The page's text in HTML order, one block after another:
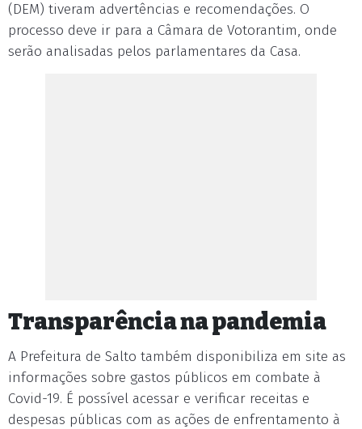
(DEM) tiveram advertências e recomendações. O
processo deve ir para a Câmara de Votorantim, onde
serão analisadas pelos parlamentares da Casa.
Transparência na pandemia
A Prefeitura de Salto também disponibiliza em site as
informações sobre gastos públicos em combate à
Covid-19. É possível acessar e verificar receitas e
despesas públicas com as ações de enfrentamento à